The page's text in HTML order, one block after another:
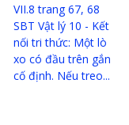
VII.8 trang 67, 68
SBT Vật lý 10 - Kết
nối tri thức: Một lò
xo có đầu trên gắn
cố định. Nếu treo...